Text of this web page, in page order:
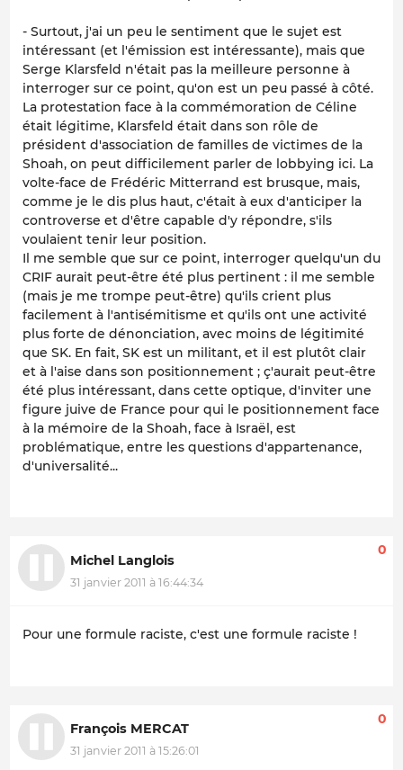
- Surtout, j'ai un peu le sentiment que le sujet est
intéressant (et l'émission est intéressante), mais que
Serge Klarsfeld n'était pas la meilleure personne à
interroger sur ce point, qu'on est un peu passé à côté.
La protestation face à la commémoration de Céline
était légitime, Klarsfeld était dans son rôle de
président d'association de familles de victimes de la
Shoah, on peut difficilement parler de lobbying ici. La
volte-face de Frédéric Mitterrand est brusque, mais,
comme je le dis plus haut, c'était à eux d'anticiper la
controverse et d'être capable d'y répondre, s'ils
voulaient tenir leur position.
Il me semble que sur ce point, interroger quelqu'un du
CRIF aurait peut-être été plus pertinent : il me semble
(mais je me trompe peut-être) qu'ils crient plus
facilement à l'antisémitisme et qu'ils ont une activité
plus forte de dénonciation, avec moins de légitimité
que SK. En fait, SK est un militant, et il est plutôt clair
et à l'aise dans son positionnement ; ç'aurait peut-être
été plus intéressant, dans cette optique, d'inviter une
figure juive de France pour qui le positionnement face
à la mémoire de la Shoah, face à Israël, est
problématique, entre les questions d'appartenance,
d'universalité...
Michel Langlois
31 janvier 2011 à 16:44:34
0
Pour une formule raciste, c'est une formule raciste !
François MERCAT
31 janvier 2011 à 15:26:01
0